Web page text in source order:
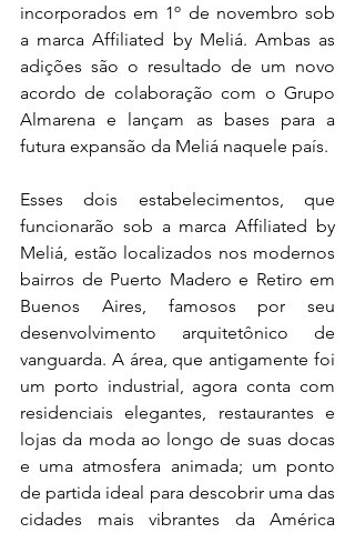
incorporados em 1º de novembro sob
a marca Affiliated by Meliá. Ambas as
adições são o resultado de um novo
acordo de colaboração com o Grupo
Almarena e lançam as bases para a
futura expansão da Meliá naquele país.
Esses dois estabelecimentos, que
funcionarão sob a marca Affiliated by
Meliá, estão localizados nos modernos
bairros de Puerto Madero e Retiro em
Buenos Aires, famosos por seu
desenvolvimento arquitetônico de
vanguarda. A área, que antigamente foi
um porto industrial, agora conta com
residenciais elegantes, restaurantes e
lojas da moda ao longo de suas docas
e uma atmosfera animada; um ponto
de partida ideal para descobrir uma das
cidades mais vibrantes da América